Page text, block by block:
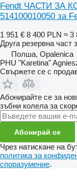
Fendt ЧАСТИ ЗА
514100010050 за
1 951 € 8 400 PLN ≈ 3
Друга резервна част
Полша, Opalenica
PHU "Karetina"
Свържете се с
Абонирайте се за
зъбни колела за
Абонирай се
Чрез натискане на
политика за
споразумение.